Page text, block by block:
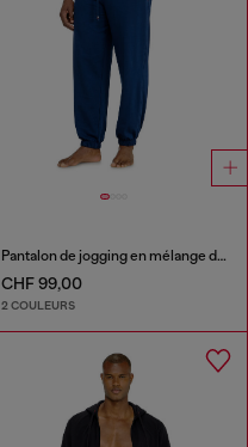
Pantalon de jogging en mélange de coton gratté
CHF 99,00
2 COULEURS